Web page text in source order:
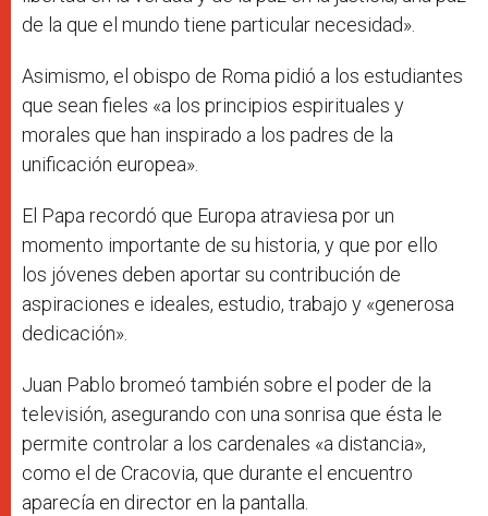
de la que el mundo tiene particular necesidad».
Asimismo, el obispo de Roma pidió a los estudiantes
que sean fieles «a los principios espirituales y
morales que han inspirado a los padres de la
unificación europea».
El Papa recordó que Europa atraviesa por un
momento importante de su historia, y que por ello
los jóvenes deben aportar su contribución de
aspiraciones e ideales, estudio, trabajo y «generosa
dedicación».
Juan Pablo bromeó también sobre el poder de la
televisión, asegurando con una sonrisa que ésta le
permite controlar a los cardenales «a distancia»,
como el de Cracovia, que durante el encuentro
aparecía en director en la pantalla.